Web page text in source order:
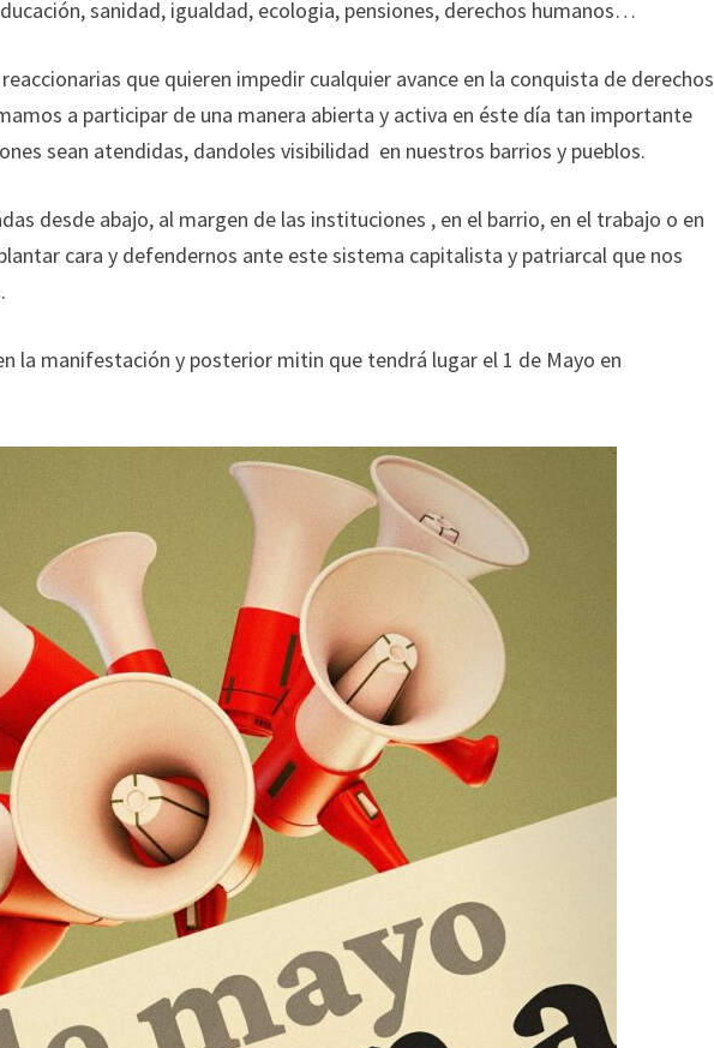
sanidad, igualdad, ecologia, pensiones, derechos humanos…
que quieren impedir cualquier avance en la conquista de derechos
a participar de una manera abierta y activa en éste día tan importante
sean atendidas, dandoles visibilidad en nuestros barrios y pueblos.
desde abajo, al margen de las instituciones , en el barrio, en el trabajo o en
cara y defendernos ante este sistema capitalista y patriarcal que nos
la manifestación y posterior mitin que tendrá lugar el 1 de Mayo en